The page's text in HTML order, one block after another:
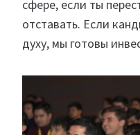
сфере, если ты
отставать. Если
духу, мы готовы